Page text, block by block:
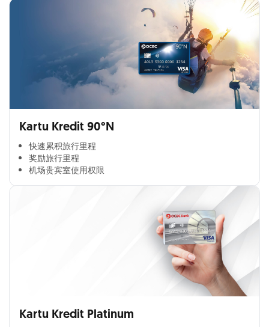
Kartu Kredit 90°N
快速累积旅行里程​
奖励旅行里程​
机场贵宾室使用权限​
Kartu Kredit Platinum